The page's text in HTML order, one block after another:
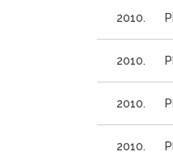
2010.
2010.
2010.
2010.